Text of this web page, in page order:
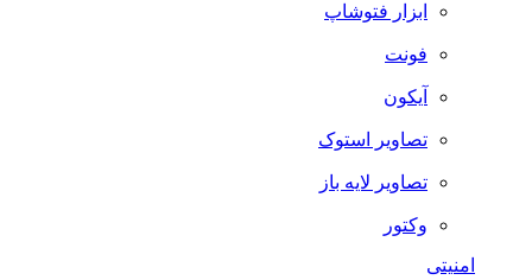
ابزار فتوشاپ
فونت
آیکون
تصاویر استوک
تصاویر لایه باز
وکتور
امنیتی